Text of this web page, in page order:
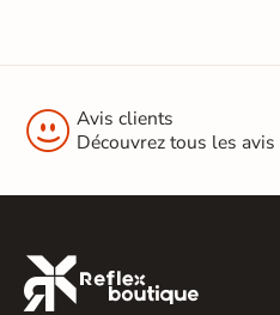
 Avis clients
Découvrez tous les avis
